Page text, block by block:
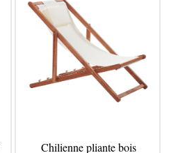
Chilienne pliante bois